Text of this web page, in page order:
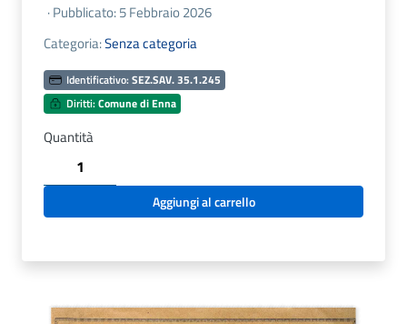
· Pubblicato: 5 Febbraio 2026
Categoria:Senza categoria
Identificativo: SEZ.SAV. 35.1.245
Diritti:Comune di Enna
Quantità
35.1.245
-
DI
SAVARESE
Aggiungi al carrello